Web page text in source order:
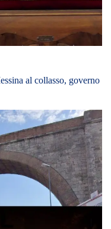
al collasso, governo